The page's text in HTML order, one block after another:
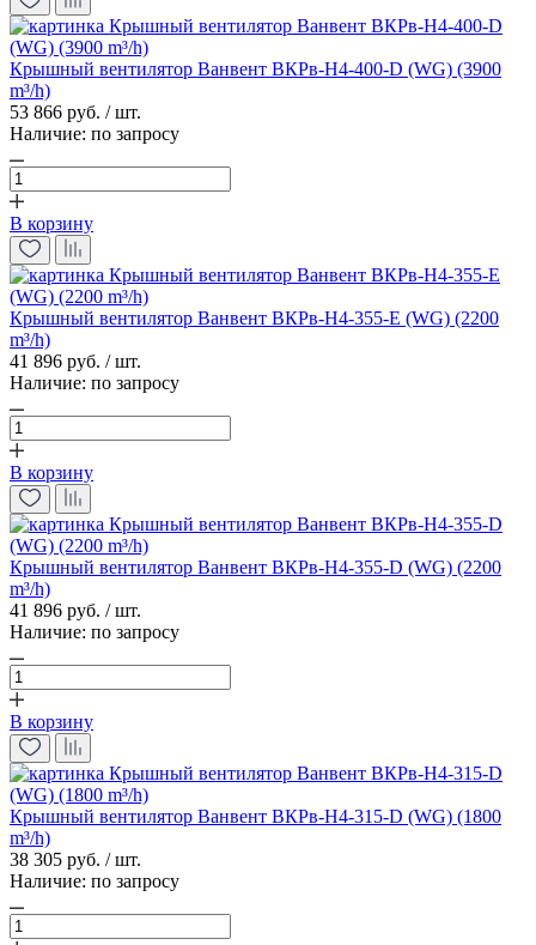
Крышный вентилятор Ванвент ВКРв-Н4-400-D (WG) (3900
m³/h)
53 866 руб. / шт.
Наличие: по запросу
В корзину
Крышный вентилятор Ванвент ВКРв-Н4-355-E (WG) (2200
m³/h)
41 896 руб. / шт.
Наличие: по запросу
В корзину
Крышный вентилятор Ванвент ВКРв-Н4-355-D (WG) (2200
m³/h)
41 896 руб. / шт.
Наличие: по запросу
В корзину
Крышный вентилятор Ванвент ВКРв-Н4-315-D (WG) (1800
m³/h)
38 305 руб. / шт.
Наличие: по запросу